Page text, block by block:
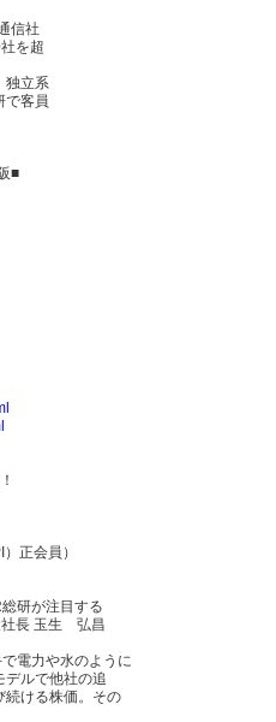
信社
を超
独立系
で客員
■
正会員）
研が注目する
社長 玉生 弘昌
電力や水のように
デルで他社の追
続ける株価。その